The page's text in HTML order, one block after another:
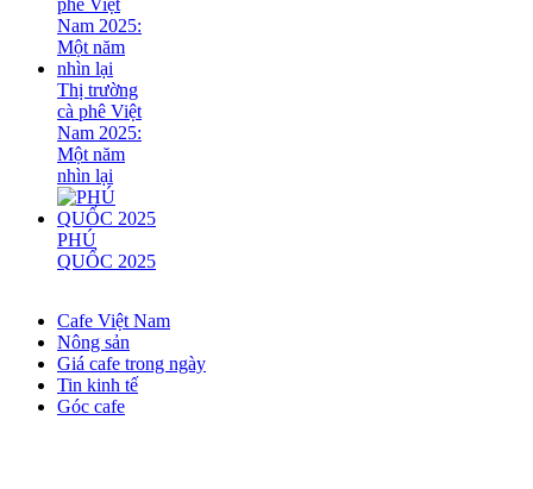
Thị trường
cà phê Việt
Nam 2025:
Một năm
nhìn lại
PHÚ
QUỐC 2025
Cafe Việt Nam
Nông sản
Giá cafe trong ngày
Tin kinh tế
Góc cafe